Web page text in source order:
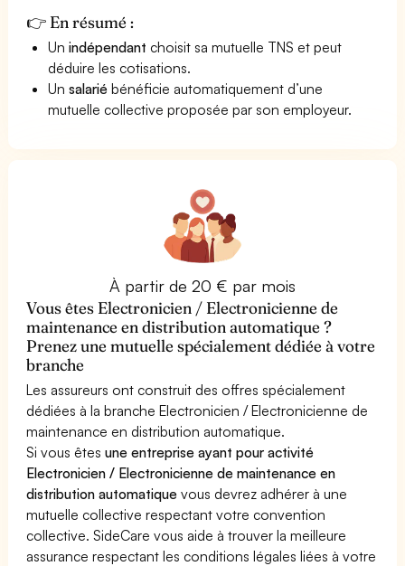
👉 En résumé :
Unindépendant choisit sa mutuelle TNS et peut
déduire les cotisations.
Unsalarié bénéficie automatiquement d’une
mutuelle collective proposée par son employeur.
À partir de 20 € par mois
Vous êtes Electronicien / Electronicienne de
maintenance en distribution automatique ?
Prenez une mutuelle spécialement dédiée à votre
branche
Les assureurs ont construit des offres spécialement
dédiées à la branche Electronicien / Electronicienne de
maintenance en distribution automatique.
Si vous êtesune entreprise ayant pour activité
Electronicien / Electronicienne de maintenance en
distribution automatique vous devrez adhérer à une
mutuelle collective respectant votre convention
collective. SideCare vous aide à trouver la meilleure
assurance respectant les conditions légales liées à votre